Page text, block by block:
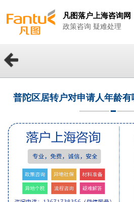
凡图落户上海咨询网
政策咨询 疑难处理
普陀区居转户对申请人年龄有